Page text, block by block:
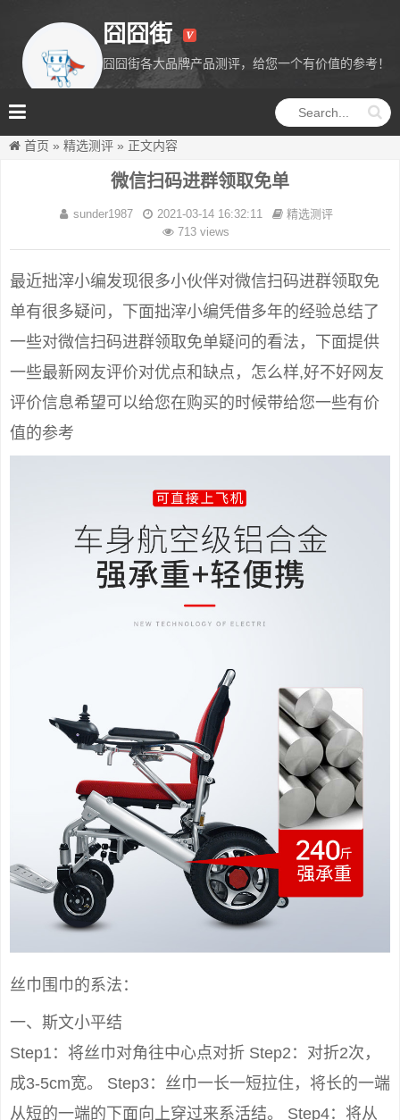
囧囧街
囧囧街各大品牌产品测评，给您一个有价值的参考！
首页 » 精选测评 » 正文内容
微信扫码进群领取免单
sunder1987 2021-03-14 16:32:11
精选测评
713 views
最近拙滓小编发现很多小伙伴对微信扫码进群领取免
单有很多疑问，下面拙滓小编凭借多年的经验总结了
一些对微信扫码进群领取免单疑问的看法，下面提供
一些最新网友评价对优点和缺点，怎么样,好不好网友
评价信息希望可以给您在购买的时候带给您一些有价
值的参考
丝巾围巾的系法：
一、斯文小平结
Step1：将丝巾对角往中心点对折 Step2：对折2次，
成3-5cm宽。 Step3：丝巾一长一短拉住，将长的一端
从短的一端的下面向上穿过来系活结。 Step4：将从